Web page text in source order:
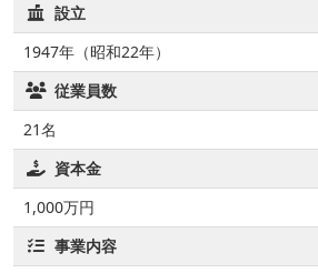
設立
1947年（昭和22年）
従業員数
21名
資本金
1,000万円
事業内容